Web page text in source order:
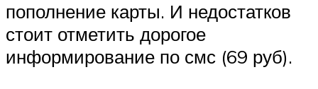
пополнение карты. И недостатков
стоит отметить дорогое
информирование по смс (69 руб).